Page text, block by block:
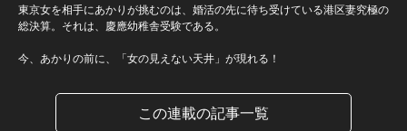
東京女を相手にあかりが挑むのは、婚活の先に待ち受けている港区妻究極の
総決算。それは、慶應幼稚舎受験である。
今、あかりの前に、「女の見えない天井」が現れる！
この連載の記事一覧